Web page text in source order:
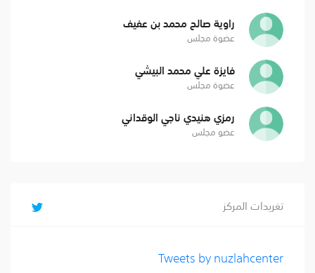
راوية صالح محمد بن عفيف
عضوة مجلس
فايزة علي محمد البيشي
عضوة مجلس
رمزي هنيدي ناجي الوقداني
عضو مجلس
تغريدات المركز
Tweets by nuzlahcenter